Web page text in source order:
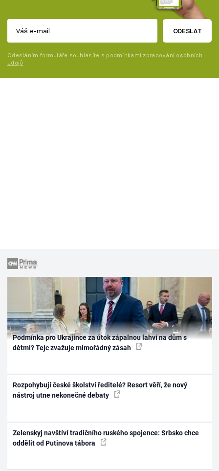
ODESLAT
Odesláním formuláře souhlasíte s podmínkami zpracování osobních
údajů
Podmínka pro Ukrajince za útok zápalnou lahví na dům s
dětmi? Tejc zvažuje mimořádný zásah
Rozpohybují české školství ředitelé? Resort věří, že nový
nástroj utne nekonečné debaty
Zelenskyj navštíví tradičního ruského spojence: Srbsko chce
oddělit od Putinova tábora